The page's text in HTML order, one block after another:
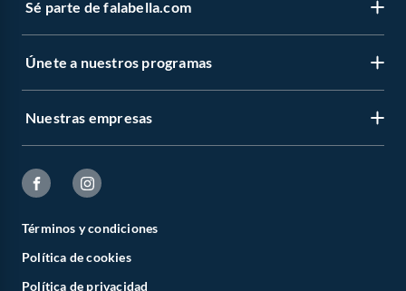
Sé parte de falabella.com
Únete a nuestros programas
Nuestras empresas
Términos y condiciones
Política de cookies
Política de privacidad